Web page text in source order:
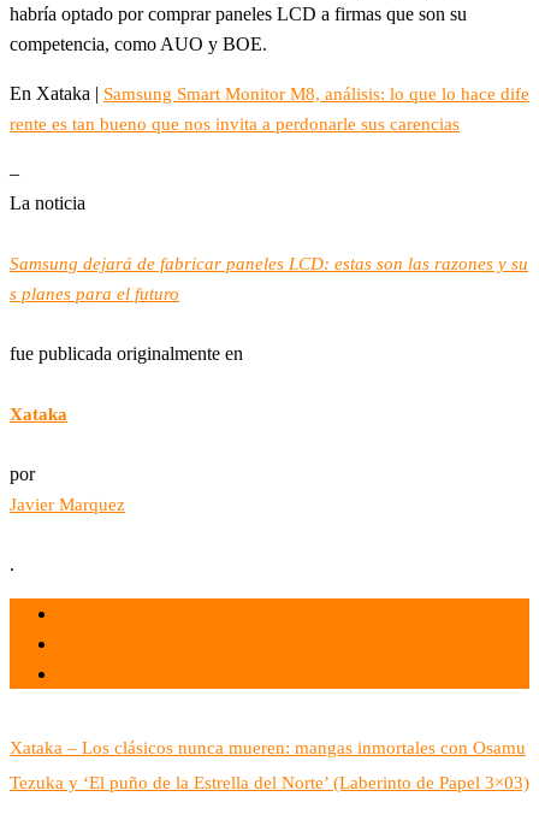
habría optado por comprar paneles LCD a firmas que son su
competencia, como AUO y BOE.
En Xataka | Samsung Smart Monitor M8, análisis: lo que lo hace dife
rente es tan bueno que nos invita a perdonarle sus carencias
–
La noticia
Samsung dejará de fabricar paneles LCD: estas son las razones y su
s planes para el futuro
fue publicada originalmente en
Xataka
por
Javier Marquez
.
Xataka – Los clásicos nunca mueren: mangas inmortales con Osamu
Tezuka y ‘El puño de la Estrella del Norte’ (Laberinto de Papel 3×03)